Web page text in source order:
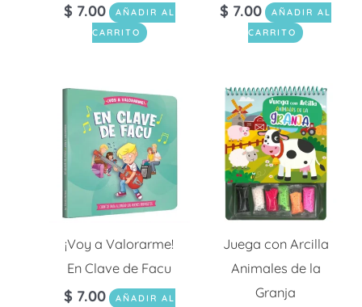
$ 7.00
AÑADIR AL
CARRITO
$ 7.00
AÑADIR AL
CARRITO
¡Voy a Valorarme!
En Clave de Facu
$ 7.00
AÑADIR AL
Juega con Arcilla
Animales de la
Granja